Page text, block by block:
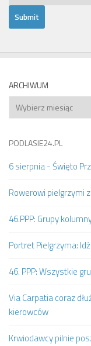
ARCHIWUM
Archiwum
PODLASIE24.PL
6 sierpnia - Święto
Rowerowi pielgrzymi
46.PPP: Grupy
Portret Pielgrzyma:
46. PPP: Wszystkie
Via Carpatia coraz
kierowców
Krwiodawcy pilnie